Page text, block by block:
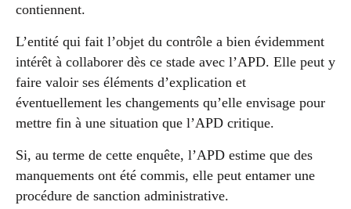
contiennent.
L’entité qui fait l’objet du contrôle a bien évidemment
intérêt à collaborer dès ce stade avec l’APD. Elle peut y
faire valoir ses éléments d’explication et
éventuellement les changements qu’elle envisage pour
mettre fin à une situation que l’APD critique.
Si, au terme de cette enquête, l’APD estime que des
manquements ont été commis, elle peut entamer une
procédure de sanction administrative.